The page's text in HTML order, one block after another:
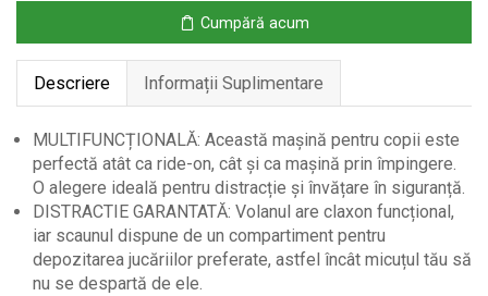
12-
36
Luni
Alba
Cumpără acum
Descriere Informații Suplimentare
MULTIFUNCȚIONALĂ: Această mașină pentru copii este
perfectă atât ca ride-on, cât și ca mașină prin împingere.
O alegere ideală pentru distracție și învățare în siguranță.
DISTRACTIE GARANTATĂ: Volanul are claxon funcțional,
iar scaunul dispune de un compartiment pentru
depozitarea jucăriilor preferate, astfel încât micuțul tău să
nu se despartă de ele.